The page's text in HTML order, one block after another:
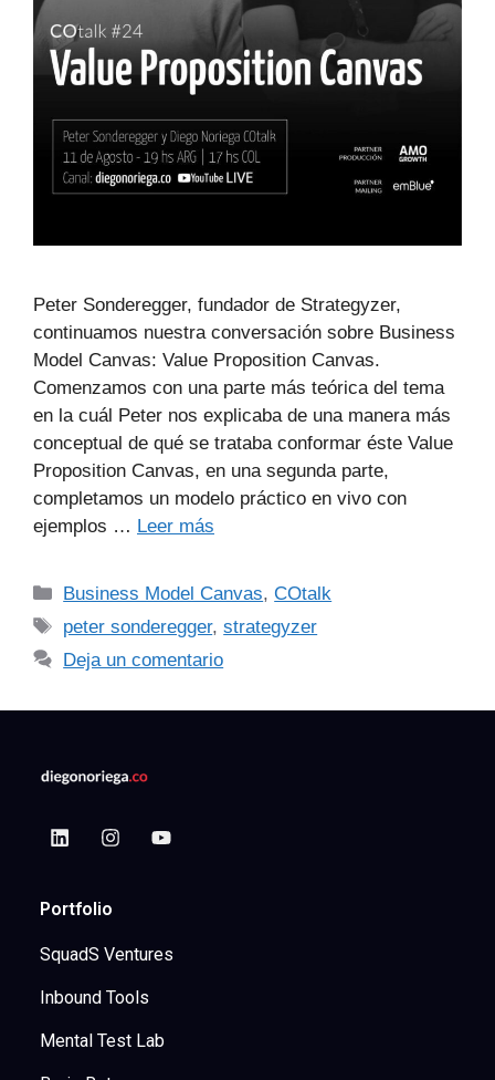
Peter Sonderegger, fundador de Strategyzer,
continuamos nuestra conversación sobre Business
Model Canvas: Value Proposition Canvas.
Comenzamos con una parte más teórica del tema
en la cuál Peter nos explicaba de una manera más
conceptual de qué se trataba conformar éste Value
Proposition Canvas, en una segunda parte,
completamos un modelo práctico en vivo con
ejemplos … Leer más
Business Model Canvas,COtalk
peter sonderegger,strategyzer
Deja un comentario
Portfolio
SquadS Ventures
Inbound Tools
Mental Test Lab